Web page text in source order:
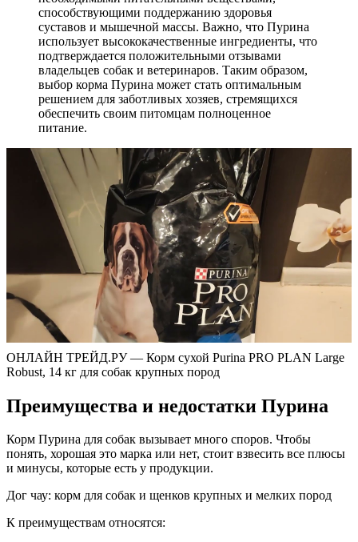
способствующими поддержанию здоровья
суставов и мышечной массы. Важно, что Пурина
использует высококачественные ингредиенты, что
подтверждается положительными отзывами
владельцев собак и ветеринаров. Таким образом,
выбор корма Пурина может стать оптимальным
решением для заботливых хозяев, стремящихся
обеспечить своим питомцам полноценное
питание.
ОНЛАЙН ТРЕЙД.РУ — Корм сухой Purina PRO PLAN Large
Robust, 14 кг для собак крупных пород
Преимущества и недостатки Пурина
Корм Пурина для собак вызывает много споров. Чтобы
понять, хорошая это марка или нет, стоит взвесить все плюсы
и минусы, которые есть у продукции.
Дог чау: корм для собак и щенков крупных и мелких пород
К преимуществам относятся: